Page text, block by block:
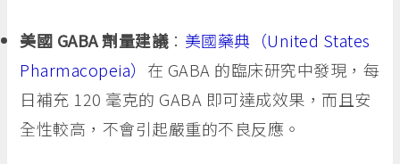
美國 GABA 劑量建議： 美國藥典（United States
Pharmacopeia） 在 GABA 的臨床研究中發現，每
日補充 120 毫克的 GABA 即可達成效果，而且安
全性較高，不會引起嚴重的不良反應。